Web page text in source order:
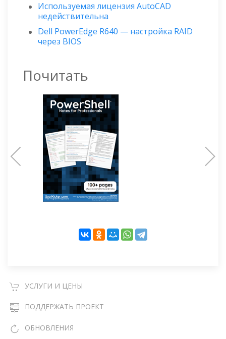
Используемая лицензия AutoCAD
недействительна
Dell PowerEdge R640 — настройка RAID
через BIOS
Почитать
УСЛУГИ И ЦЕНЫ
ПОДДЕРЖАТЬ ПРОЕКТ
ОБНОВЛЕНИЯ